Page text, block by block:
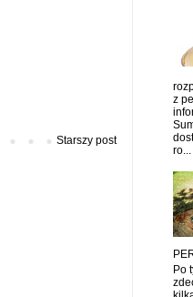
Starszy post
z
ro...
Po